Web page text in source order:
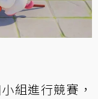
組進行競賽，